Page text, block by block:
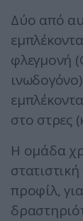
Δύο από
φλεγμονή
στο στρες
Η ομάδα
προφίλ,